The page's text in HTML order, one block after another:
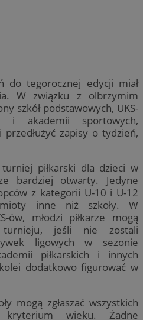
do tegorocznej edycji miał
W związku z olbrzymim
szkół podstawowych, UKS-
akademii sportowych,
zapisy o tydzień,
piłkarski dla dzieci w
bardziej otwarty. Jedyne
z kategorii U-10 i U-12
inne niż szkoły. W
ów, młodzi piłkarze mogą
jeśli nie zostali
ligowych w sezonie
piłkarskich i innych
dodatkowo figurować w
mogą zgłaszać wszystkich
kryterium wieku. Żadne